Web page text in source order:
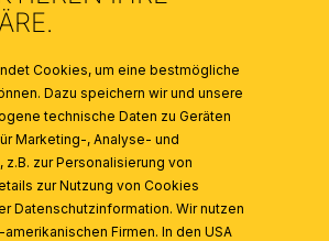
Cookies, um eine bestmögliche
Dazu speichern wir und unsere
technische Daten zu Geräten
Marketing-, Analyse- und
zur Personalisierung von
zur Nutzung von Cookies
Datenschutzinformation. Wir nutzen
Firmen. In den USA